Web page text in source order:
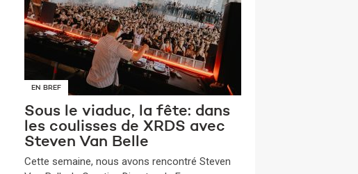
EN BREF
Sous le viaduc, la fête: dans
les coulisses de XRDS avec
Steven Van Belle
​Cette semaine, nous avons rencontré Steven